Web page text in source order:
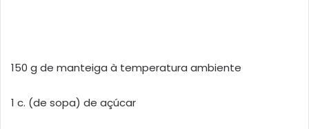
150 g de manteiga à temperatura ambiente
1 c. (de sopa) de açúcar